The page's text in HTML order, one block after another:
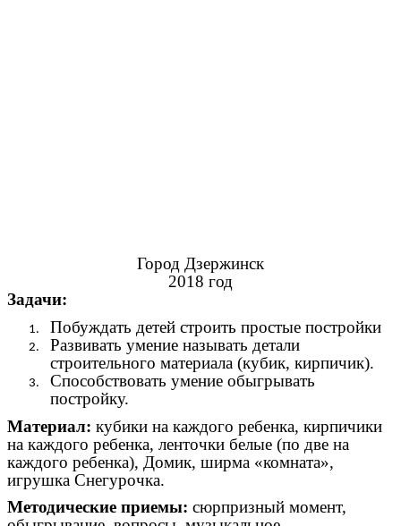
Город Дзержинск
2018 год
Задачи:
Побуждать детей строить простые постройки
Развивать умение называть детали
строительного материала (кубик, кирпичик).
Способствовать умение обыгрывать
постройку.
Материал: кубики на каждого ребенка, кирпичики
на каждого ребенка, ленточки белые (по две на
каждого ребенка), Домик, ширма «комната»,
игрушка Снегурочка.
Методические приемы: сюрпризный момент,